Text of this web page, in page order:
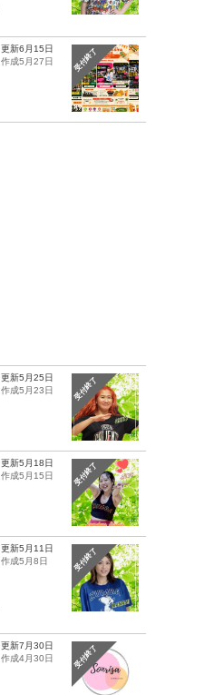
受付終了
更新6月15日
作成5月27日
受付終了
更新5月25日
作成5月23日
受付終了
更新5月18日
作成5月15日
受付終了
更新5月11日
作成5月8日
受付終了
更新7月30日
作成4月30日